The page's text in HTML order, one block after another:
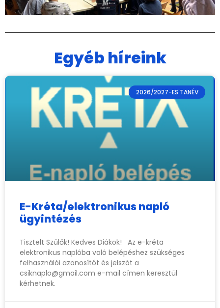
Egyéb híreink
2026/2027-ES TANÉV
E-Kréta/elektronikus napló
ügyintézés
Tisztelt Szülők! Kedves Diákok! Az e-kréta
elektronikus naplóba való belépéshez szükséges
felhasználói azonosítót és jelszót a
csiknaplo@gmail.com e-mail címen keresztül
kérhetnek.